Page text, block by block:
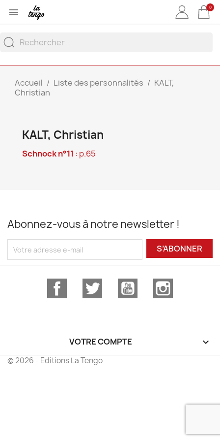
 0
Accueil Liste des personnalités
KALT,
Christian
KALT, Christian
Schnock n°11 : p.65
Abonnez-vous à notre newsletter !
S’ABONNER
Facebook Twitter YouTube
VOTRE COMPTE 
© 2026 - Editions La Tengo